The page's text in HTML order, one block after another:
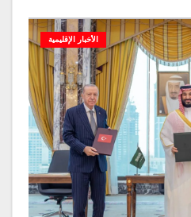
الأخبار الإقليمية